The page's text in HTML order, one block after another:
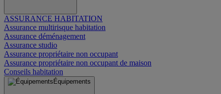
ASSURANCE HABITATION
Assurance multirisque habitation
Assurance déménagement
Assurance studio
Assurance propriétaire non occupant
Assurance propriétaire non occupant de maison
Conseils habitation
Équipements